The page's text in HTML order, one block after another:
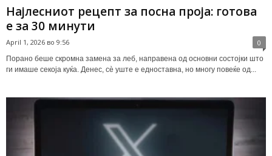
Најлесниот рецепт за посна проја: готова
е за 30 минути
April 1, 2026 во 9:56 0
Порано беше скромна замена за леб, направена од основни состојки што
ги имаше секоја куќа. Денес, сè уште е едноставна, но многу повеќе од...